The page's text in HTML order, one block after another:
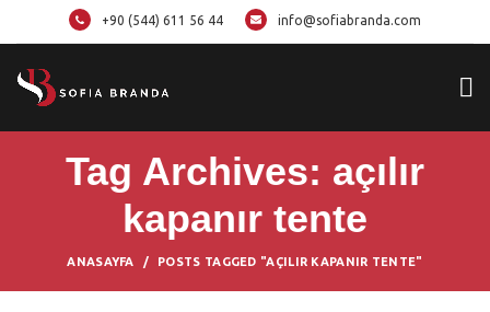
+90 (544) 611 56 44 info@sofiabranda.com
Tag Archives: açılır
kapanır tente
ANASAYFA POSTS TAGGED "AÇILIR KAPANIR TENTE"